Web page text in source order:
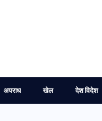
अपराध खेल देश विदेश